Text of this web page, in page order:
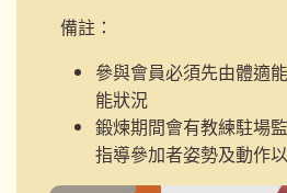
備註：
參與會員必須先由體適
能狀況
鍛煉期間會有教練駐場
指導參加者姿勢及動作